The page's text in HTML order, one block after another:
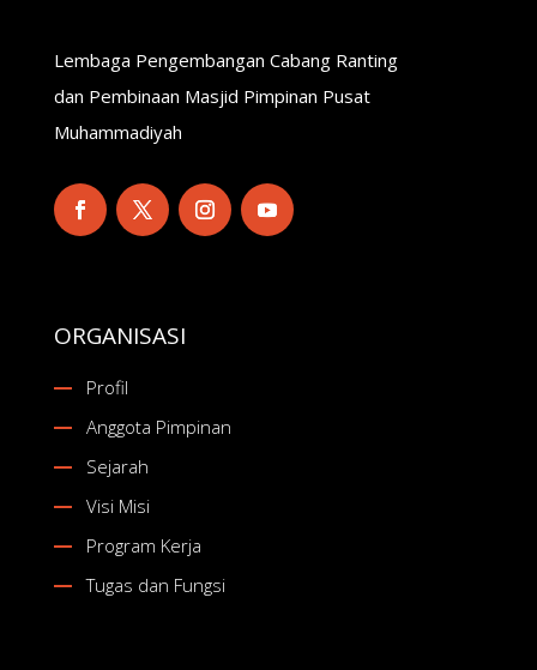
Lembaga Pengembangan Cabang Ranting
dan Pembinaan Masjid Pimpinan Pusat
Muhammadiyah
ORGANISASI
Profil
Anggota Pimpinan
Sejarah
Visi Misi
Program Kerja
Tugas dan Fungsi